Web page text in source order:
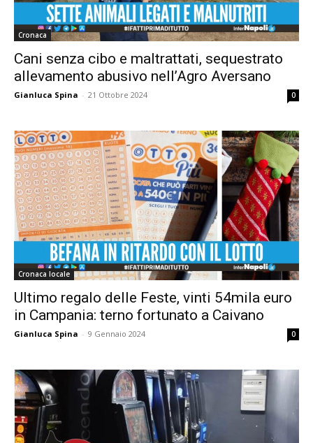
Cronaca
Cani senza cibo e maltrattati, sequestrato
allevamento abusivo nell’Agro Aversano
Gianluca Spina - 21 Ottobre 2024 0
Cronaca locale
Ultimo regalo delle Feste, vinti 54mila euro
in Campania: terno fortunato a Caivano
Gianluca Spina - 9 Gennaio 2024 0